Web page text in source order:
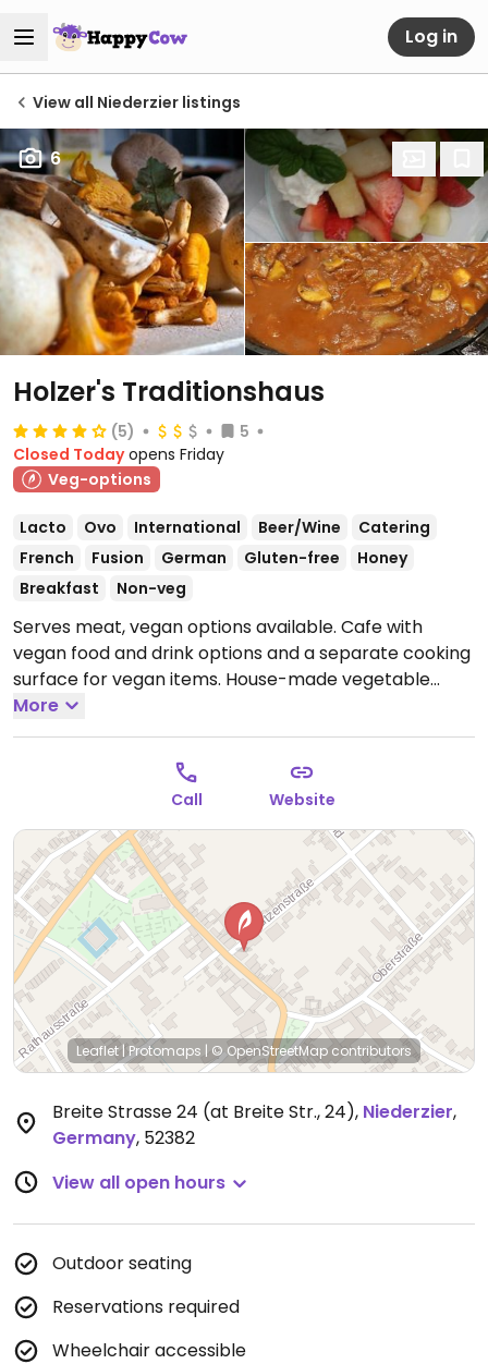
Log in
View all Niederzier listings
6
Holzer's Traditionshaus
(5)
5
Closed Today opens Friday
Veg-options
Lacto Ovo International Beer/Wine
Catering
French
Fusion German Gluten-free
Honey
Breakfast
Non-veg
Serves meat, vegan options available. Cafe with
vegan food and drink options and a separate cooking
surface for vegan items. House-made vegetable
broth. Reservations are essential - call 01577-
9283247. Reported open May 2023.
Speisenkarte mit veganen Speisenangeboten und
veganen Kaffee-Spezialitäten. Eigene Kochgefäße
(andere Farbe) für die vegane Küche.
12:00-20:00.Closed Tue and Wed.
More
Call Website
Leaflet | Protomaps | © OpenStreetMap contributors
Breite Strasse 24 (at Breite Str., 24), Niederzier,
Germany, 52382
View all open hours
Outdoor seating
Reservations required
Wheelchair accessible